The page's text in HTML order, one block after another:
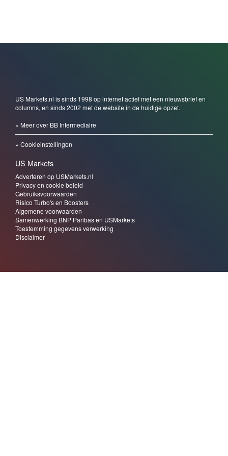
US Markets.nl is sinds 1998 op internet actief met een nieuwsbrief en
columns, en sinds 2002 met de website in de huidige opzet.
» Meer over BB Intermediaire
» Cookieinstellingen
US Markets
Adverteren op USMarkets.nl
Privacy en cookie beleid
Gebruiksvoorwaarden
Risico Turbo's en Boosters
Algemene voorwaarden
Samenwerking BNP Paribas en USMarkets
Toestemming gegevens verwerking
Disclaimer